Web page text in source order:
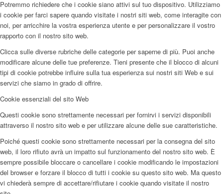
Potremmo richiedere che i cookie siano attivi sul tuo dispositivo. Utilizziamo
i cookie per farci sapere quando visitate i nostri siti web, come interagite con
noi, per arricchire la vostra esperienza utente e per personalizzare il vostro
rapporto con il nostro sito web.
Clicca sulle diverse rubriche delle categorie per saperne di più. Puoi anche
modificare alcune delle tue preferenze. Tieni presente che il blocco di alcuni
tipi di cookie potrebbe influire sulla tua esperienza sui nostri siti Web e sui
servizi che siamo in grado di offrire.
Cookie essenziali del sito Web
Questi cookie sono strettamente necessari per fornirvi i servizi disponibili
attraverso il nostro sito web e per utilizzare alcune delle sue caratteristiche.
Poiché questi cookie sono strettamente necessari per la consegna del sito
web, il loro rifiuto avrà un impatto sul funzionamento del nostro sito web. È
sempre possibile bloccare o cancellare i cookie modificando le impostazioni
del browser e forzare il blocco di tutti i cookie su questo sito web. Ma questo
vi chiederà sempre di accettare/rifiutare i cookie quando visitate il nostro